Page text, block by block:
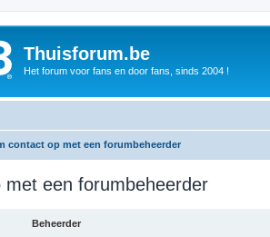
Thuisforum.be
Het forum voor fans en door fans, sinds 2004 !
contact op met een forumbeheerder
met een forumbeheerder
Beheerder